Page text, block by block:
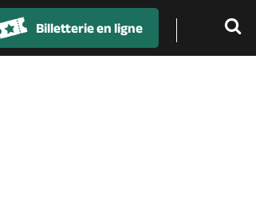
Billetterie en ligne